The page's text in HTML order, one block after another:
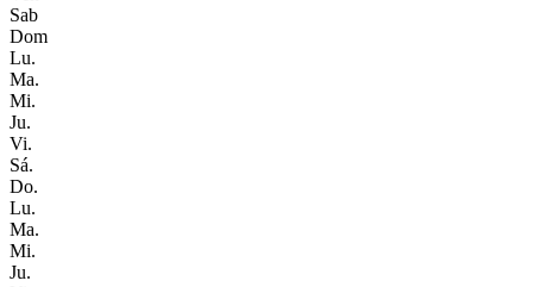
Sab
Dom
Lu.
Ma.
Mi.
Ju.
Vi.
Sá.
Do.
Lu.
Ma.
Mi.
Ju.